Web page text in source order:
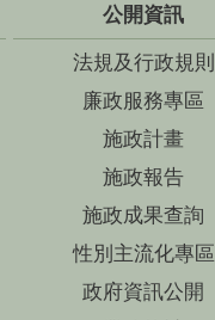
公開資訊
法規及行政規則
廉政服務專區
施政計畫
施政報告
施政成果查詢
性別主流化專區
政府資訊公開